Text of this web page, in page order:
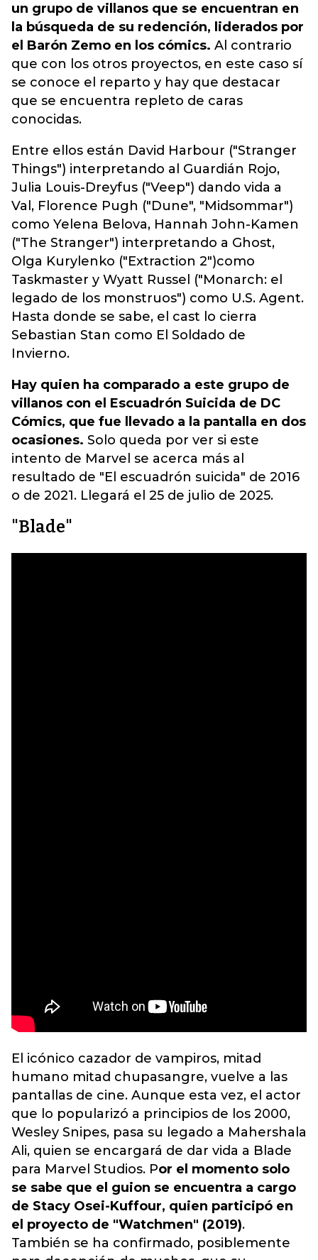
un grupo de villanos que se encuentran en
la búsqueda de su redención, liderados por
el Barón Zemo en los cómics. Al contrario
que con los otros proyectos, en este caso sí
se conoce el reparto y hay que destacar
que se encuentra repleto de caras
conocidas.
Entre ellos están David Harbour ("Stranger
Things") interpretando al Guardián Rojo,
Julia Louis-Dreyfus ("Veep") dando vida a
Val, Florence Pugh ("Dune", "Midsommar")
como Yelena Belova, Hannah John-Kamen
("The Stranger") interpretando a Ghost,
Olga Kurylenko ("Extraction 2")como
Taskmaster y Wyatt Russel ("Monarch: el
legado de los monstruos") como U.S. Agent.
Hasta donde se sabe, el cast lo cierra
Sebastian Stan como El Soldado de
Invierno.
Hay quien ha comparado a este grupo de
villanos con el Escuadrón Suicida de DC
Cómics, que fue llevado a la pantalla en dos
ocasiones. Solo queda por ver si este
intento de Marvel se acerca más al
resultado de "El escuadrón suicida" de 2016
o de 2021. Llegará el 25 de julio de 2025.
"Blade"
El icónico cazador de vampiros, mitad
humano mitad chupasangre, vuelve a las
pantallas de cine. Aunque esta vez, el actor
que lo popularizó a principios de los 2000,
Wesley Snipes, pasa su legado a Mahershala
Ali, quien se encargará de dar vida a Blade
para Marvel Studios. Por el momento solo
se sabe que el guion se encuentra a cargo
de Stacy Osei-Kuffour, quien participó en
el proyecto de "Watchmen" (2019).
También se ha confirmado, posiblemente